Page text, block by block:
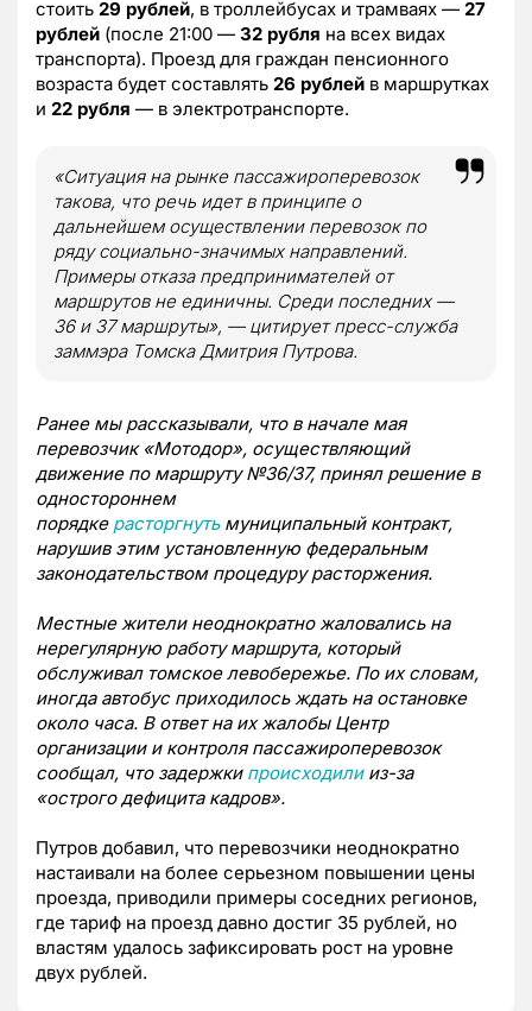
стоить 29 рублей, в троллейбусах и трамваях — 27
рублей (после 21:00 — 32 рубля на всех видах
транспорта). Проезд для граждан пенсионного
возраста будет составлять 26 рублей в маршрутках
и 22 рубля — в электротранспорте.
«Ситуация на рынке пассажироперевозок
такова, что речь идет в принципе о
дальнейшем осуществлении перевозок по
ряду социально-значимых направлений.
Примеры отказа предпринимателей от
маршрутов не единичны. Среди последних —
36 и 37 маршруты», — цитирует пресс-служба
заммэра Томска Дмитрия Путрова.
Ранее мы рассказывали, что в начале мая
перевозчик «Мотодор», осуществляющий
движение по маршруту №36/37, принял решение в
одностороннем
порядке расторгнутьмуниципальный контракт,
нарушив этим установленную федеральным
законодательством процедуру расторжения.
Местные жители неоднократно жаловались на
нерегулярную работу маршрута, который
обслуживал томское левобережье. По их словам,
иногда автобус приходилось ждать на остановке
около часа. В ответ на их жалобы Центр
организации и контроля пассажироперевозок
сообщал, что задержки происходилииз-за
«острого дефицита кадров».
Путров добавил, что перевозчики неоднократно
настаивали на более серьезном повышении цены
проезда, приводили примеры соседних регионов,
где тариф на проезд давно достиг 35 рублей, но
властям удалось зафиксировать рост на уровне
двух рублей.